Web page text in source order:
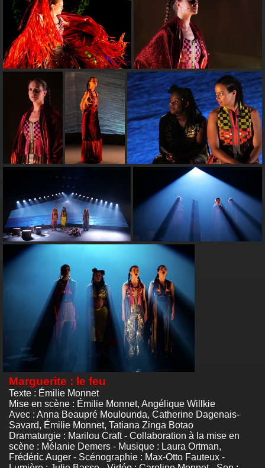
Marguerite : le feu
Texte : Émilie Monnet
Mise en scène : Émilie Monnet, Angélique Willkie
Avec : Anna Beaupré Moulounda, Catherine Dagenais-
Savard, Émilie Monnet, Tatiana Zinga Botao
Dramaturgie : Marilou Craft - Collaboration à la mise en
scène : Mélanie Demers - Musique : Laura Ortman,
Frédéric Auger - Scénographie : Max-Otto Fauteux -